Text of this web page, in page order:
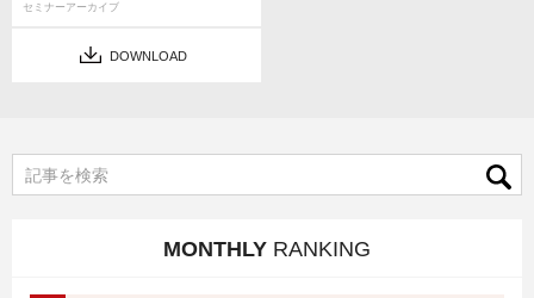
セミナーアーカイブ
DOWNLOAD
MONTHLY RANKING